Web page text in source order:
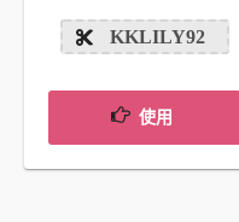
KKLILY92
使用